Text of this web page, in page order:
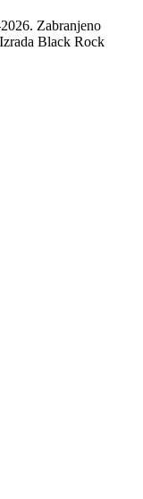
Zabranjeno
Black Rock